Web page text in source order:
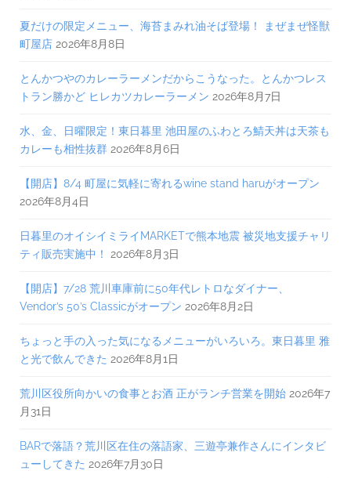
夏だけの限定メニュー、海苔まみれ油そば登場！ まぜまぜ怪獣
町屋店 2026年8月8日
とんかつやのカレーラーメンだからこうなった。とんかつレス
トラン勝かど ヒレカツカレーラーメン 2026年8月7日
水、金、日曜限定！東日暮里 池田屋のふわとろ鯖天丼は天茶も
カレーも相性抜群 2026年8月6日
【開店】8/4 町屋に気軽に寄れるwine stand haruがオープン
2026年8月4日
日暮里のオイシイミライMARKETで熊本地震 被災地支援チャリ
ティ販売実施中！
2026年8月3日
【開店】7/28 荒川車庫前に50年代レトロなダイナー、
Vendor’s 50’s Classicがオープン 2026年8月2日
ちょっと手の入った気になるメニューがいろいろ。東日暮里 雅
と光で飲んできた 2026年8月1日
荒川区役所向かいの食事とお酒 正がランチ営業を開始 2026年7
月31日
BARで落語？荒川区在住の落語家、三遊亭兼作さんにインタビ
ューしてきた 2026年7月30日